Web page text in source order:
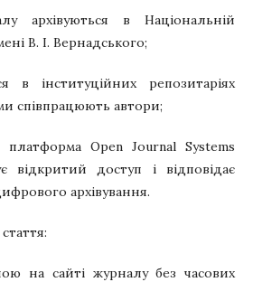
архівуються в Національній
В. І. Вернадського;
в інституційних репозитаріях
співпрацюють автори;
платформа Open Journal Systems
відкритий доступ і відповідає
архівування.
на сайті журналу без часових